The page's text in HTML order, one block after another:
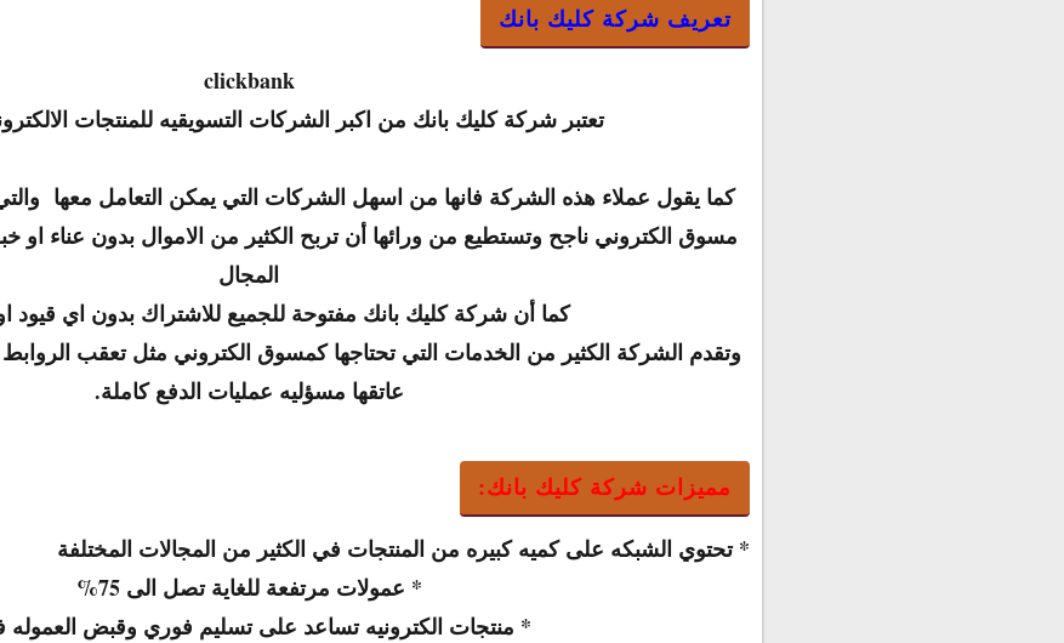
تعريف شركة كليك بانك
clickbank
تعتبر شركة كليك بانك من اكبر الشركات التسويقيه للمنتجات
كما يقول عملاء هذه الشركة فانها من اسهل الشركات التي يمكن التعامل معها
مسوق الكتروني ناجح وتستطيع من ورائها أن تربح الكثير من الاموال بدون عناء
المجال
كما أن شركة كليك بانك مفتوحة للجميع للاشتراك بدون اي
وتقدم الشركة الكثير من الخدمات التي تحتاجها كمسوق الكتروني مثل تعقب
عاتقها مسؤليه عمليات الدفع كاملة.
مميزات شركة كليك بانك:
*تحتوي الشبكه على كميه كبيره من المنتجات في الكثير من المجالات المختلفة
* عمولات مرتفعة للغاية تصل الى 75
%
* منتجات الكترونيه تساعد على تسليم فوري وقبض العموله